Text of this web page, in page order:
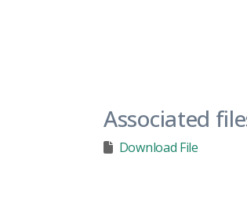
Associated
Download File